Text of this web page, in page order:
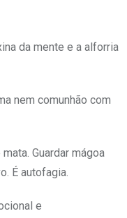
da mente e a alforria
nem comunhão com
Guardar mágoa
É autofagia.
e